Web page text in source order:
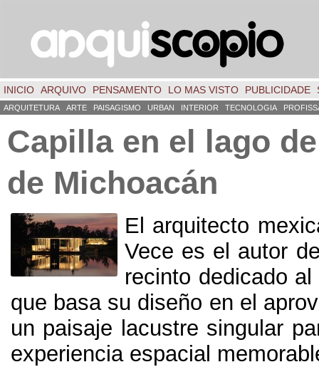
INICIO ARQUIVO PENSAMENTO LO MAS VISTO PUBLICIDADE
ARQUITETURA ARTE PAISAGISMO URBAN INTERIOR TECNOLOGIA
Capilla en el lago
de Michoacán
El arquitecto
Vece es el autor
recinto dedicado
que basa su diseño en el
un paisaje lacustre singular
experiencia espacial